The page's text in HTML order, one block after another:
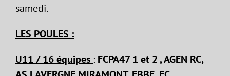
samedi.
LES POULES :
U11 / 16 équipes : FCPA47 1 et 2 , AGEN RC,